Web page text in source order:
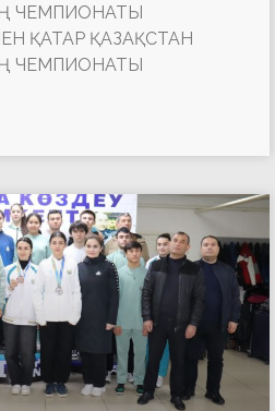
ЧЕМПИОНАТЫ
ҚАТАР ҚАЗАҚСТАН
ЧЕМПИОНАТЫ